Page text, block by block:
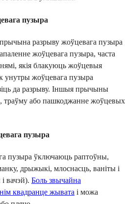
пузыра
разрыву жоўцевага пузыра
жоўцевага пузыра, часта
якія блакуюць жоўцевыя
унутры жоўцевага пузыра
да разрыву. Іншыя прычыны
траўму або пашкоджанне жоўцевых
пузыра
пузыра ўключаюць раптоўны,
дрыжыкі, млоснасць, ваніты і
вачэй). Боль звычайна
квадранце жывата і можа